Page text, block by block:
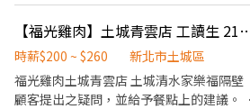
【福光雞肉】土城青
時薪$200 ~ $260
新北市土城區
福光雞肉土城青雲店 土城清水家樂福隔壁 ．將菜單遞給顧客、解決
顧客提出之疑問，並給予餐點上的建議。